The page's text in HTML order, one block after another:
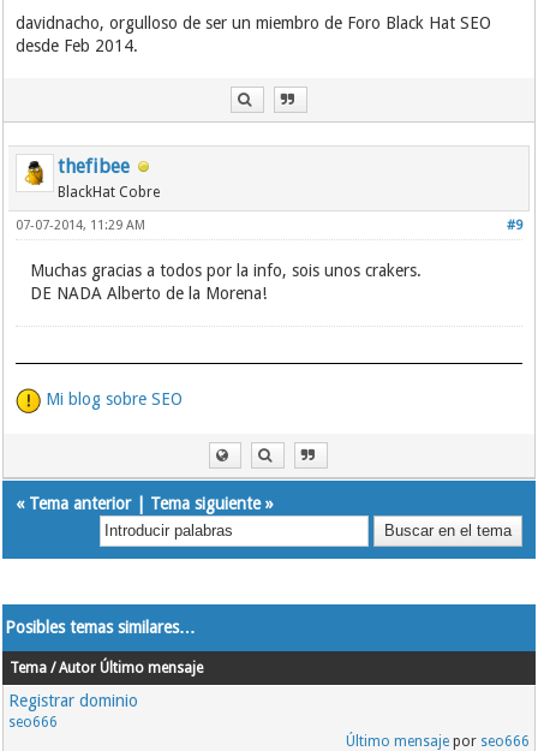
davidnacho, orgulloso de ser un miembro de Foro Black Hat SEO
desde Feb 2014.
thefibee
BlackHat Cobre
#9
07-07-2014, 11:29 AM
Muchas gracias a todos por la info, sois unos crakers.
DE NADA Alberto de la Morena!
Mi blog sobre SEO
« Tema anterior| Tema siguiente»
Posibles temas similares…
Tema / Autor Último mensaje
Registrar dominio
seo666
Último mensajepor seo666